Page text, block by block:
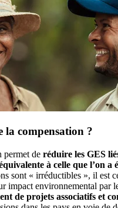
la compensation ?
permet de réduire les GES
à celle que l’on a
sont « irréductibles », il est
impact environnemental par
de projets associatifs et